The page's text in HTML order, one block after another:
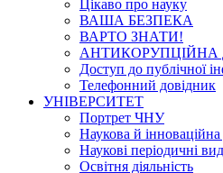
Цікаво про науку
ВАША БЕЗПЕКА
ВАРТО ЗНАТИ!
АНТИКОРУПЦІЙНА
Доступ до публічної
Телефонний довідник
УНІВЕРСИТЕТ
Портрет ЧНУ
Наукова й інноваційна
Наукові періодичні
Освітня діяльність